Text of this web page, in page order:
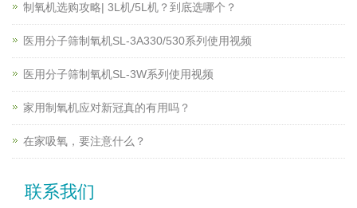
制氧机选购攻略| 3L机/5L机？到底选哪个？
医用分子筛制氧机SL-3A330/530系列使用视频
医用分子筛制氧机SL-3W系列使用视频
家用制氧机应对新冠真的有用吗？
在家吸氧，要注意什么？
联系我们